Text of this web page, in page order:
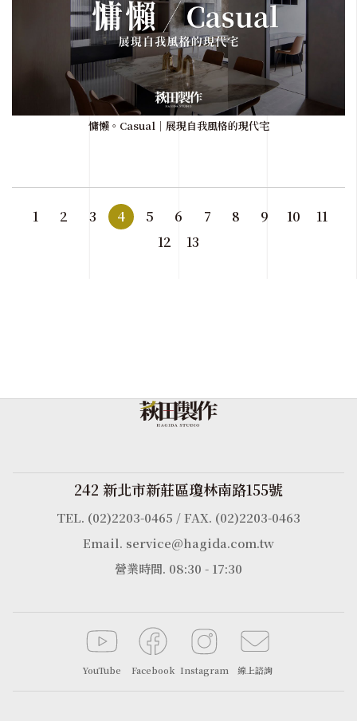
慵懶。Casual｜展現自我風格的現代宅
1 2 3 4 5 6 7 8 9 10
11
12
13
242 新北市新莊區瓊林南路155號
TEL. (02)2203-0465 / FAX. (02)2203-0463
Email. service@hagida.com.tw
營業時間. 08:30 - 17:30
YouTube Facebook Instagram 線上諮詢